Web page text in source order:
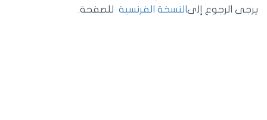
يرجى الرجوع إلىالنسخة الفرنسية للصفحة.